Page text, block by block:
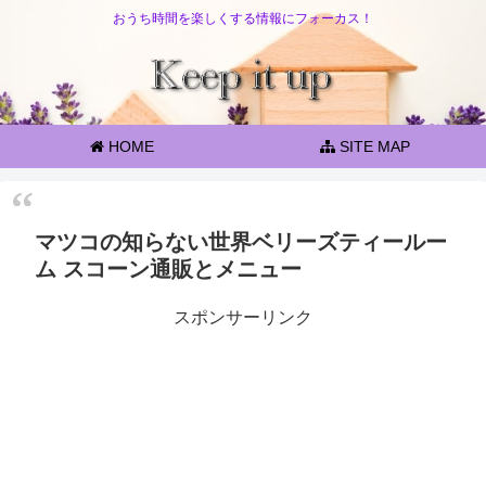
おうち時間を楽しくする情報にフォーカス！
HOME SITE MAP
マツコの知らない世界ベリーズティールー
ム スコーン通販とメニュー
スポンサーリンク